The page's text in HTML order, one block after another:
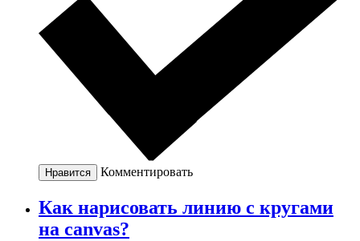
Нравится Комментировать
Как нарисовать линию с кругами
на canvas?